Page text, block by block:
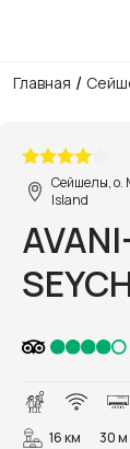
Главная /
Сейшелы, о.
Island
16 км 30 м